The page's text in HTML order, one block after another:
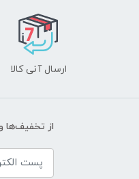
ارسال آنی کالا
از تخفیف‌ها